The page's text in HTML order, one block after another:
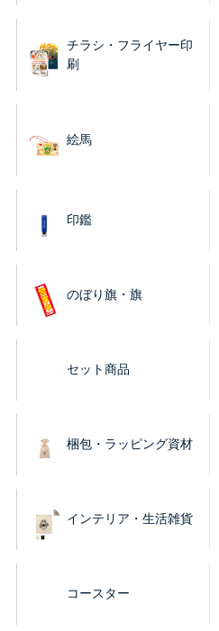
チラシ・フライヤー印
刷
絵馬
印鑑
のぼり旗・旗
セット商品
梱包・ラッピング資材
インテリア・生活雑貨
コースター